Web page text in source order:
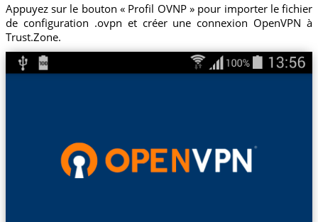
Appuyez sur le bouton « Profil OVNP » pour importer le fichier
de configuration .ovpn et créer une connexion OpenVPN à
Trust.Zone.